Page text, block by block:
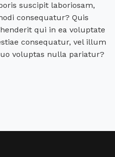
suscipit laboriosam,
consequatur? Quis
qui in ea voluptate
consequatur, vel illum
voluptas nulla pariatur?